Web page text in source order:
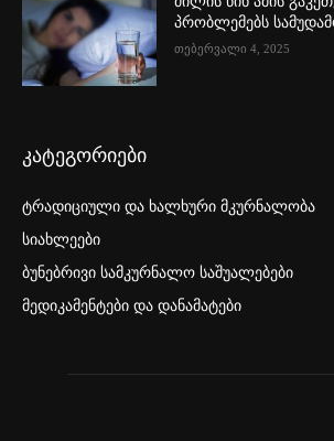
პრობლემებს
თებერვალი 4, 2025
კატეგორიები
ტრადიციული და ხალხური მკურნალობა
სიახლეები
ბუნებრივი სამკურნალო საშუალებები
მედიკამენტები და დანამატები